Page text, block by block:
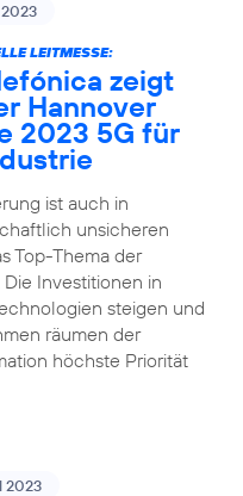
LEITMESSE:
zeigt
Hannover
2023 5G für
ist auch in
unsicheren
Top-Thema der
Die Investitionen in
steigen und
räumen der
höchste Priorität
2023